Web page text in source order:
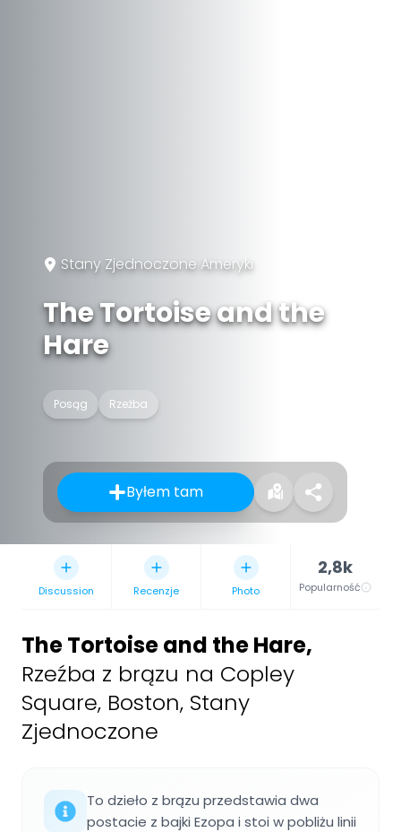
Stany Zjednoczone Ameryki
The Tortoise and the
Hare
Posąg Rzeźba
Byłem tam
Discussion Recenzje Photo
2,8k
Popularność
The Tortoise and the Hare,
Rzeźba z brązu na Copley
Square, Boston, Stany
Zjednoczone
To dzieło z brązu przedstawia dwa
postacie z bajki Ezopa i stoi w pobliżu linii